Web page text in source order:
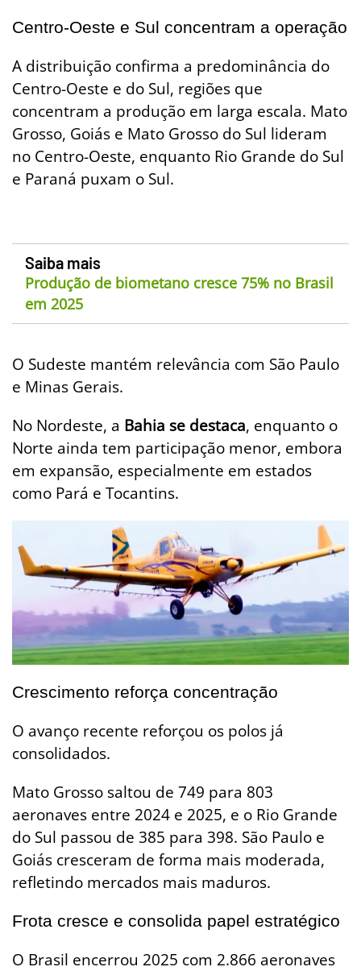
Centro-Oeste e Sul concentram a operação
A distribuição confirma a predominância do
Centro-Oeste e do Sul, regiões que
concentram a produção em larga escala. Mato
Grosso, Goiás e Mato Grosso do Sul lideram
no Centro-Oeste, enquanto Rio Grande do Sul
e Paraná puxam o Sul.
Saiba mais
Produção de biometano cresce 75% no Brasil
em 2025
O Sudeste mantém relevância com São Paulo
e Minas Gerais.
No Nordeste, a Bahia se destaca, enquanto o
Norte ainda tem participação menor, embora
em expansão, especialmente em estados
como Pará e Tocantins.
Crescimento reforça concentração
O avanço recente reforçou os polos já
consolidados.
Mato Grosso saltou de 749 para 803
aeronaves entre 2024 e 2025, e o Rio Grande
do Sul passou de 385 para 398. São Paulo e
Goiás cresceram de forma mais moderada,
refletindo mercados mais maduros.
Frota cresce e consolida papel estratégico
O Brasil encerrou 2025 com 2.866 aeronaves